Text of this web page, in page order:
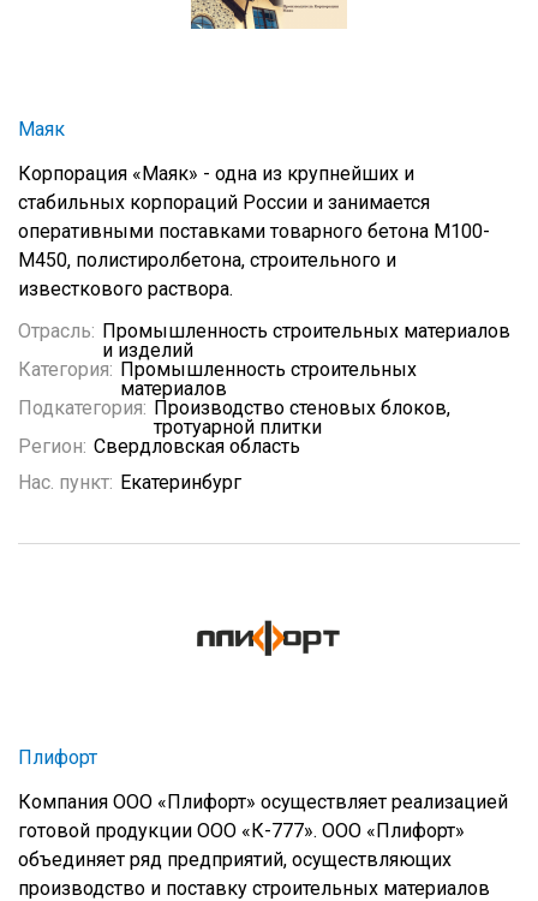
Маяк
Корпорация «Маяк» - одна из крупнейших и
стабильных корпораций России и занимается
оперативными поставками товарного бетона М100-
М450, полистиролбетона, строительного и
известкового раствора.
Отрасль: Промышленность строительных материалов
и изделий
Категория: Промышленность строительных
материалов
Подкатегория: Производство стеновых блоков,
тротуарной плитки
Регион: Свердловская область
Нас. пункт: Екатеринбург
Плифорт
Компания ООО «Плифорт» осуществляет реализацией
готовой продукции ООО «К-777». ООО «Плифорт»
объединяет ряд предприятий, осуществляющих
производство и поставку строительных материалов